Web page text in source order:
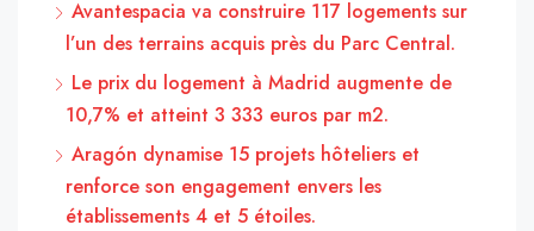
Avantespacia va construire 117 logements sur
l’un des terrains acquis près du Parc Central.
Le prix du logement à Madrid augmente de
10,7% et atteint 3 333 euros par m2.
Aragón dynamise 15 projets hôteliers et
renforce son engagement envers les
établissements 4 et 5 étoiles.